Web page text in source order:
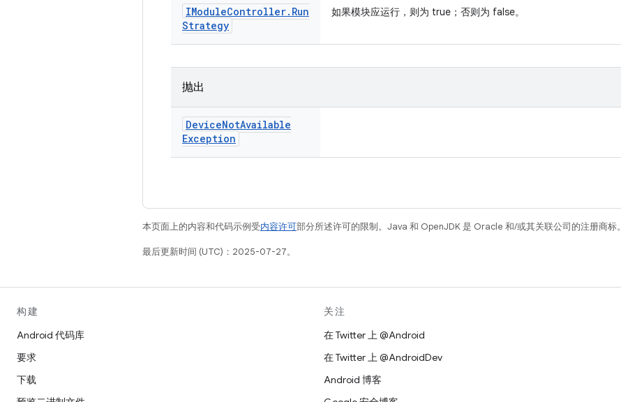
IModuleController. Run
Strategy
如果模块应运行，则为 true；否则为 false。
抛出
DeviceNotAvailable
Exception
本页面上的内容和代码示例受内容许可部分所述许可的限制。Java 和 OpenJDK 是 Oracle 和/或其关联公司的注册商标。
最后更新时间 (UTC)：2025-07-27。
构建
Android 代码库
要求
下载
关注
在 Twitter 上 @Android
在 Twitter 上 @AndroidDev
Android 博客